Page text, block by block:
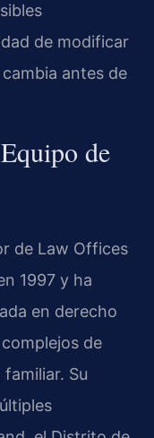
de modificar
antes de
de
de Law Offices
1997 y ha
en derecho
de
Su